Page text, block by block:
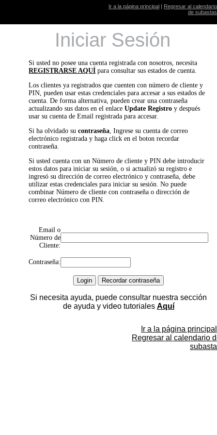
Ir a la página principal | Regresar al calendario
de subastas
Iniciar Sesión
Si usted no posee una cuenta registrada con nosotros, necesita
REGISTRARSE AQUÍ para consultar sus estados de cuenta.
Los clientes ya registrados que cuenten con número de cliente y
PIN, pueden usar estas credenciales para accesar a sus estados de
cuenta. De forma alternativa, pueden crear una contraseña
actualizando sus datos en el enlaceUpdate Registro y después
usar su cuenta de Email registrada para accesar.
Si ha olvidado sucontraseña, Ingrese su cuenta de correo
electrónico registrada y haga click en el boton recordar
contraseña.
Si usted cuenta con un Número de cliente y PIN debe introducir
estos datos para iniciar su sesión, o si actualizó su registro e
ingresó su dirección de correo electrónico y contraseña, debe
utilizar estas credenciales para iniciar su sesión. No puede
combinar Número de cliente con contraseña o dirección de
correo electrónico con PIN.
Email o
Número de
Cliente:
Contraseña:
Si necesita ayuda, puede consultar nuestra sección
de ayuda y video tutoriales Aquí
Ir a la página principal
Regresar al calendario